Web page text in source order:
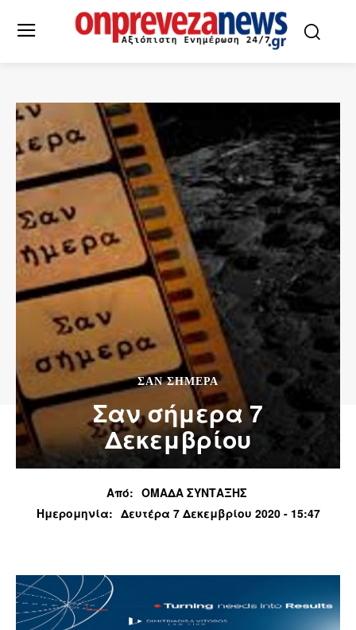
ΣΑΝ ΣΗΜΕΡΑ
Σαν σήμερα 7
Δεκεμβρίου
Από: ΟΜΑΔΑ ΣΥΝΤΑΞΗΣ
Ημερομηνία: Δευτέρα 7 Δεκεμβρίου 2020 - 15:47